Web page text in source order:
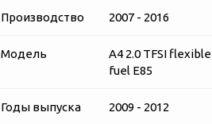
Производство 2007 - 2016
Модель
A4 2.0 TFSI flexible
fuel E85
Годы выпуска 2009 - 2012